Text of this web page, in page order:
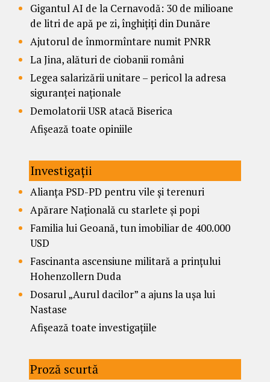
Gigantul AI de la Cernavodă: 30 de milioane
de litri de apă pe zi, înghițiți din Dunăre
Ajutorul de înmormîntare numit PNRR
La Jina, alături de ciobanii români
Legea salarizării unitare – pericol la adresa
siguranței naționale
Demolatorii USR atacă Biserica
Afișează toate opiniile
Investigații
Alianța PSD-PD pentru vile și terenuri
Apărare Națională cu starlete și popi
Familia lui Geoană, tun imobiliar de 400.000
USD
Fascinanta ascensiune militară a prințului
Hohenzollern Duda
Dosarul „Aurul dacilor” a ajuns la ușa lui
Nastase
Afișează toate investigațiile
Proză scurtă